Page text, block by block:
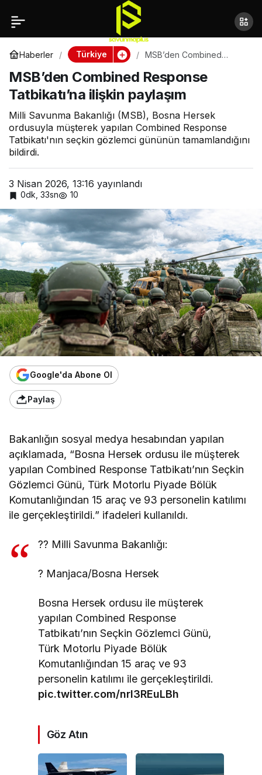
Haberler Türkiye
MSB’den Combined
ilişkin paylaşım
MSB’den Combined Response
Tatbikatı’na ilişkin paylaşım
Milli Savunma Bakanlığı (MSB), Bosna Hersek
ordusuyla müşterek yapılan Combined Response
Tatbikatı'nın seçkin gözlemci gününün tamamlandığını
bildirdi.
3 Nisan 2026, 13:16 yayınlandı
0dk, 33sn 10
Google'da Abone Ol
Paylaş
Bakanlığın sosyal medya hesabından yapılan
açıklamada, “Bosna Hersek ordusu ile müşterek
yapılan Combined Response Tatbikatı’nın Seçkin
Gözlemci Günü, Türk Motorlu Piyade Bölük
Komutanlığından 15 araç ve 93 personelin katılımı
ile gerçekleştirildi.” ifadeleri kullanıldı.
?? Milli Savunma Bakanlığı:
? Manjaca/Bosna Hersek
Bosna Hersek ordusu ile müşterek
yapılan Combined Response
Tatbikatı’nın Seçkin Gözlemci Günü,
Türk Motorlu Piyade Bölük
Komutanlığından 15 araç ve 93
personelin katılımı ile gerçekleştirildi.
pic.twitter.com/nrI3REuLBh
Göz Atın
MSB’den Combined
Response Tatbikatı’na
ilişkin paylaşım
Paylaş